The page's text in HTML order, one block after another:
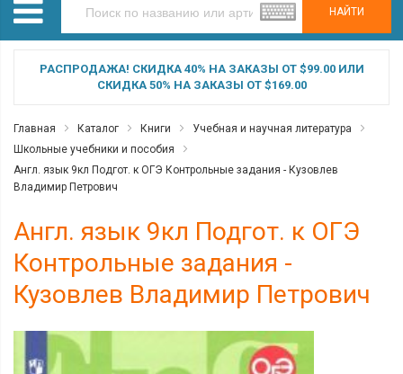
НАЙТИ
РАСПРОДАЖА! СКИДКА 40% НА ЗАКАЗЫ ОТ $99.00 ИЛИ
СКИДКА 50% НА ЗАКАЗЫ ОТ $169.00
Главная Каталог Книги
Учебная и научная литература
Школьные учебники и пособия
Англ. язык 9кл Подгот. к ОГЭ Контрольные задания - Кузовлев
Владимир Петрович
Англ. язык 9кл Подгот. к ОГЭ
Контрольные задания -
Кузовлев Владимир Петрович